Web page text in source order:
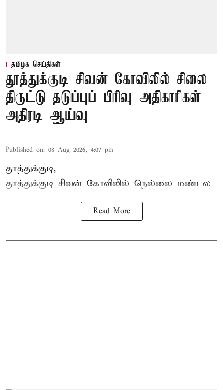
தமிழக செய்திகள்
தூத்துக்குடி சிவன் கோவிலில் சிலை
திருட்டு தடுப்புப் பிரிவு அதிகாரிகள்
அதிரடி ஆய்வு
Published on: 08 Aug 2026, 4:07 pm
தூத்துக்குடி,
தூத்துக்குடி சிவன் கோவிலில் நெல்லை மண்டல
Read More